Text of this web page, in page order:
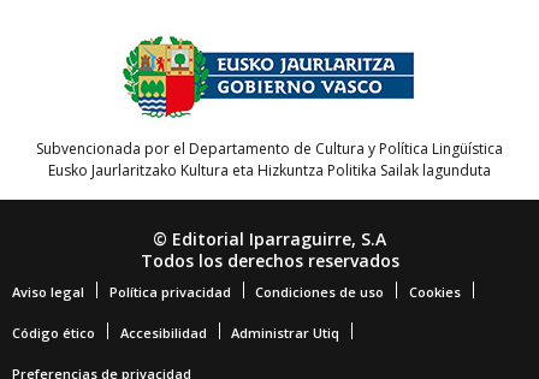
Subvencionada por el Departamento de Cultura y Política Lingüística
Eusko Jaurlaritzako Kultura eta Hizkuntza Politika Sailak lagunduta
© Editorial Iparraguirre, S.A
Todos los derechos reservados
Aviso legal Política privacidad Condiciones de uso Cookies
Código ético Accesibilidad Administrar Utiq
Preferencias de privacidad